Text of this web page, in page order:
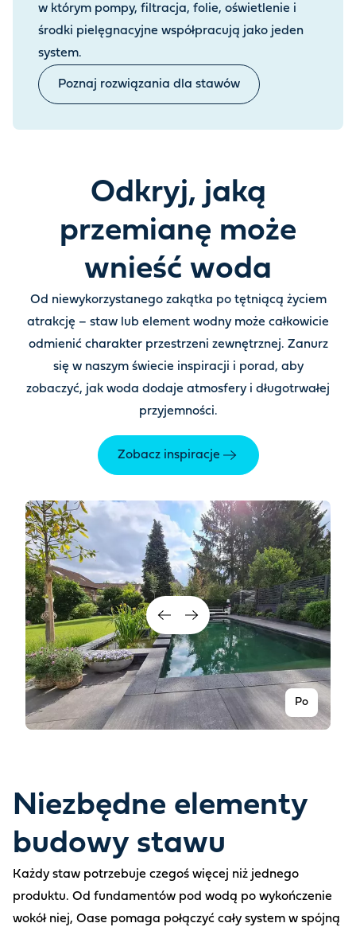
w którym pompy, filtracja, folie, oświetlenie i
środki pielęgnacyjne współpracują jako jeden
system.
Poznaj rozwiązania dla stawów
Odkryj, jaką
przemianę może
wnieść woda
Od niewykorzystanego zakątka po tętniącą życiem
atrakcję – staw lub element wodny może całkowicie
odmienić charakter przestrzeni zewnętrznej. Zanurz
się w naszym świecie inspiracji i porad, aby
zobaczyć, jak woda dodaje atmosfery i długotrwałej
przyjemności.
Zobacz inspiracje
Po
Niezbędne elementy
budowy stawu
Każdy staw potrzebuje czegoś więcej niż jednego
produktu. Od fundamentów pod wodą po wykończenie
wokół niej, Oase pomaga połączyć cały system w spójną